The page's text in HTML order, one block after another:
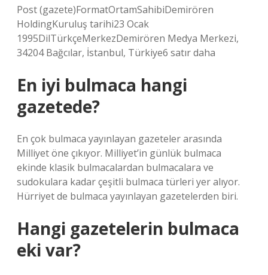
Post (gazete)FormatOrtamSahibiDemirören
HoldingKuruluş tarihi23 Ocak
1995DilTürkçeMerkezDemirören Medya Merkezi,
34204 Bağcılar, İstanbul, Türkiye6 satır daha
En iyi bulmaca hangi
gazetede?
En çok bulmaca yayınlayan gazeteler arasında
Milliyet öne çıkıyor. Milliyet’in günlük bulmaca
ekinde klasik bulmacalardan bulmacalara ve
sudokulara kadar çeşitli bulmaca türleri yer alıyor.
Hürriyet de bulmaca yayınlayan gazetelerden biri.
Hangi gazetelerin bulmaca
eki var?